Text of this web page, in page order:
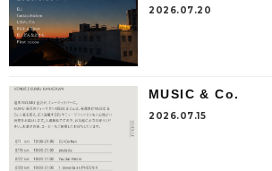
2026.07.20
MUSIC & Co.
2026.07.15